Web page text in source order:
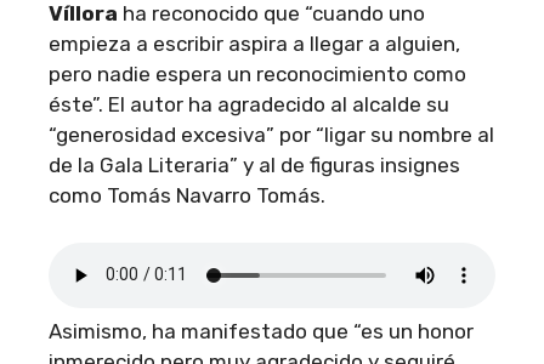
Víllora ha reconocido que “cuando uno
empieza a escribir aspira a llegar a alguien,
pero nadie espera un reconocimiento como
éste”. El autor ha agradecido al alcalde su
“generosidad excesiva” por “ligar su nombre al
de la Gala Literaria” y al de figuras insignes
como Tomás Navarro Tomás.
Asimismo, ha manifestado que “es un honor